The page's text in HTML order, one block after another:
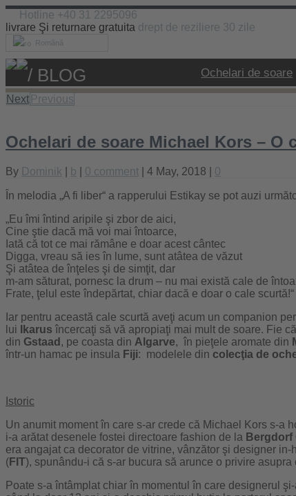
Hotline +40 31 2295096
livrare Şi returnare gratuita drept de reziliere 30 zile
Română
/ BLOG Ochelari de soare
Next Previous
Ochelari de soare Michael Kors – O
By Dominik b 0 comment | 4 May, 2018 | 0
În melodia „A fi liber“ a rapperului Estikay se pot auzi
„Eu îmi întind aripile şi zbor de aici,
Cine ştie dacă mă voi mai întoarce,
Iată că tot ce mai rămâne e doar acest cântec
Digga, vreau să ies în lume, sunt atâtea de văzut
Şi atâtea de înţeles şi de simţit, dar
m-am săturat, pornesc la drum – nu mai există cale de
Frate, ţelul este îndepărtat, chiar dacă e doar o cale scurtă!“
Iar pentru această cale scurtă aveţi acum un companion
lui
Ikarus încercaţi să vă apropiaţi mai mult de soare. Fie
din Gstaad , pe coasta din Algarve, în pieţele aromate din
într-un hamac pe insula Fiji: modelele din colecţia de
Istoric
Un anumit moment în care s-ar crede că Michael Kors s-a
i-a arătat desenele fostei directoare fashion de la Bergdorf
era angajat ca decorator de vitrine, vânzător şi designer
(FIT), spunându-i că s-ar bucura să arunce o privire
Poate s-a întâmplat chiar în momentul în care designerul